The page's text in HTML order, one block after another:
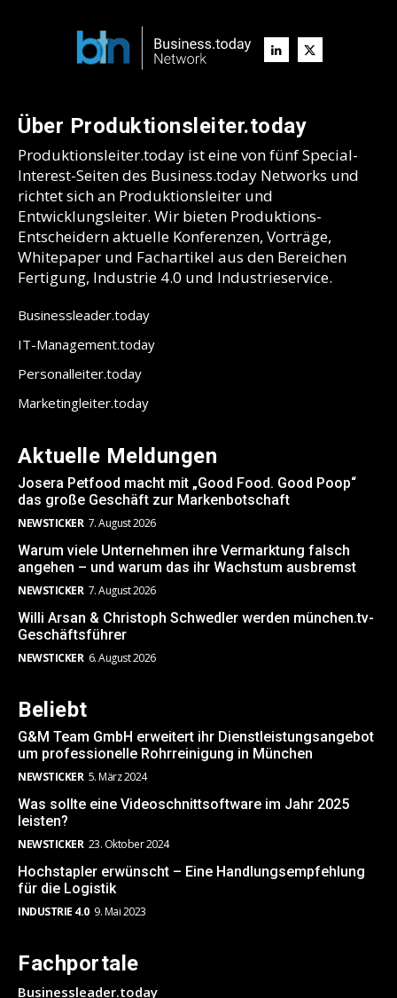
Über Produktionsleiter.today
Produktionsleiter.today ist eine von fünf Special-
Interest-Seiten des Business.today Networks und
richtet sich an Produktionsleiter und
Entwicklungsleiter. Wir bieten Produktions-
Entscheidern aktuelle Konferenzen, Vorträge,
Whitepaper und Fachartikel aus den Bereichen
Fertigung, Industrie 4.0 und Industrieservice.
Businessleader.today
IT-Management.today
Personalleiter.today
Marketingleiter.today
Aktuelle Meldungen
Josera Petfood macht mit „Good Food. Good Poop“
das große Geschäft zur Markenbotschaft
NEWSTICKER 7. August 2026
Warum viele Unternehmen ihre Vermarktung falsch
angehen – und warum das ihr Wachstum ausbremst
NEWSTICKER 7. August 2026
Willi Arsan & Christoph Schwedler werden münchen.tv-
Geschäftsführer
NEWSTICKER 6. August 2026
Beliebt
G&M Team GmbH erweitert ihr Dienstleistungsangebot
um professionelle Rohrreinigung in München
NEWSTICKER 5. März 2024
Was sollte eine Videoschnittsoftware im Jahr 2025
leisten?
NEWSTICKER 23. Oktober 2024
Hochstapler erwünscht – Eine Handlungsempfehlung
für die Logistik
INDUSTRIE 4.0 9. Mai 2023
Fachportale
Businessleader.today